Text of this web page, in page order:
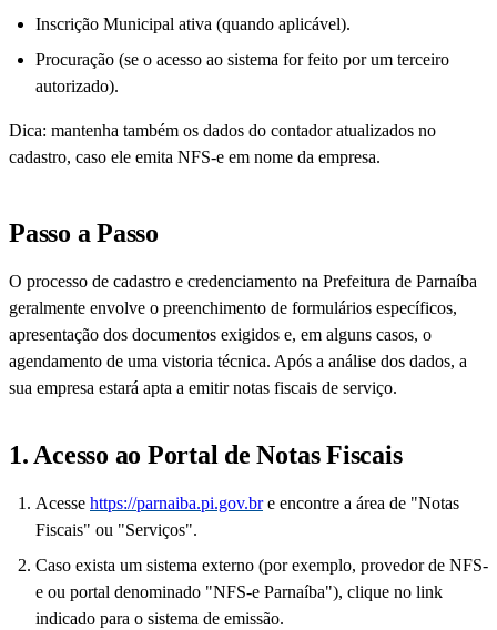
Inscrição Municipal ativa (quando aplicável).
Procuração (se o acesso ao sistema for feito por um terceiro
autorizado).
Dica: mantenha também os dados do contador atualizados no
cadastro, caso ele emita NFS-e em nome da empresa.
Passo a Passo
O processo de cadastro e credenciamento na Prefeitura de Parnaíba
geralmente envolve o preenchimento de formulários específicos,
apresentação dos documentos exigidos e, em alguns casos, o
agendamento de uma vistoria técnica. Após a análise dos dados, a
sua empresa estará apta a emitir notas fiscais de serviço.
1. Acesso ao Portal de Notas Fiscais
Acesse https://parnaiba.pi.gov.bre encontre a área de "Notas
Fiscais" ou "Serviços".
Caso exista um sistema externo (por exemplo, provedor de NFS-
e ou portal denominado "NFS-e Parnaíba"), clique no link
indicado para o sistema de emissão.